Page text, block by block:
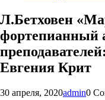
Л.Бетховен
фортепианный
Евгения Крит
30 апреля, 2020admin0